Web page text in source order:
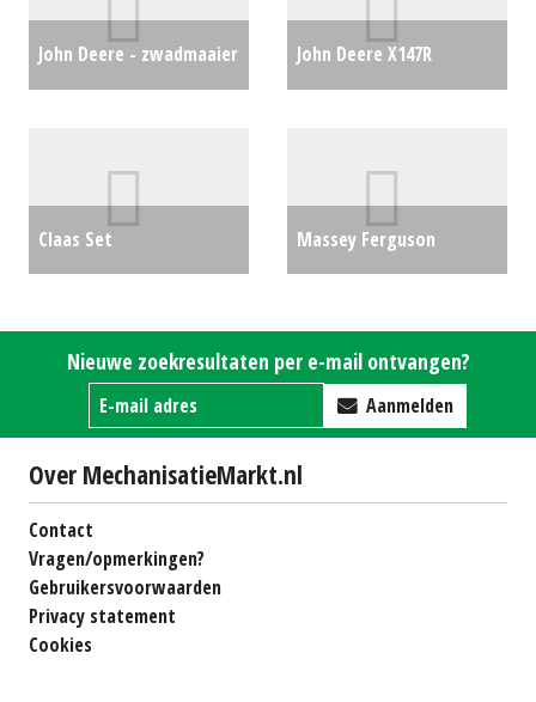
John Deere - zwadmaaier
John Deere X147R
Claas Set
kg)
€0
Massey Ferguson
€0
Nieuwe zoekresultaten per e-mail ontvangen?
Aanmelden
Over MechanisatieMarkt.nl
Contact
Vragen/opmerkingen?
Gebruikersvoorwaarden
Privacy statement
Cookies